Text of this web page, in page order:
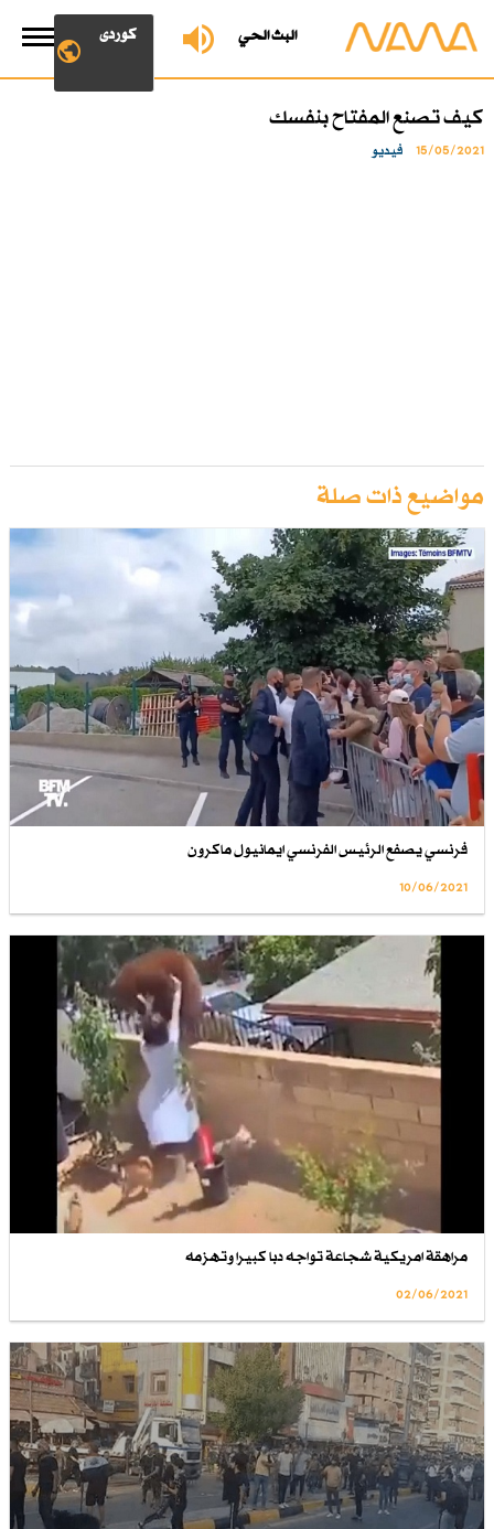
البث الحي کوردی
كيف تصنع المفتاح بنفسك
15/05/2021 فیدیو
مواضيع ذات صلة
فرنسي يصفع الرئيس الفرنسي ايمانيول ماكرون
10/06/2021
مراهقة امريكية شجاعة تواجه دبا كبيرا وتهزمه
02/06/2021